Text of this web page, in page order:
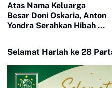
Atas Nama Keluarga
Besar Doni Oskaria, Anton
Yondra Serahkan Hibah 19
Selamat Harlah ke 28